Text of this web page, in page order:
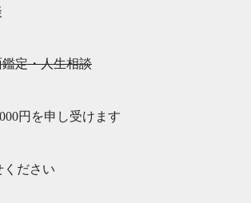
定・人生相談
円を申し受けます
ください